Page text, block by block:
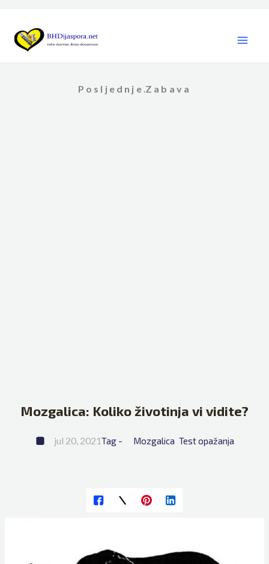
content
Posljednje ,Zabava
Mozgalica: Koliko životinja vi vidite?
jul 20, 2021Tag - Mozgalica Test opažanja